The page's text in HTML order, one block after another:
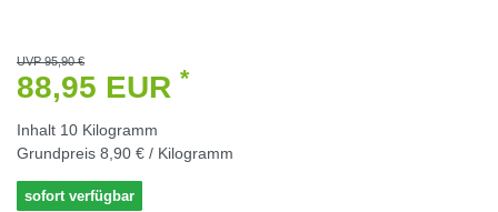
UVP 95,90 €
88,95 EUR *
Inhalt 10 Kilogramm
Grundpreis 8,90 € / Kilogramm
sofort verfügbar